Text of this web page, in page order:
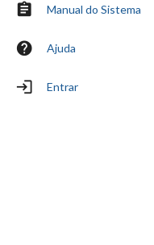
assignment Manual do Sistema
help Ajuda
login Entrar